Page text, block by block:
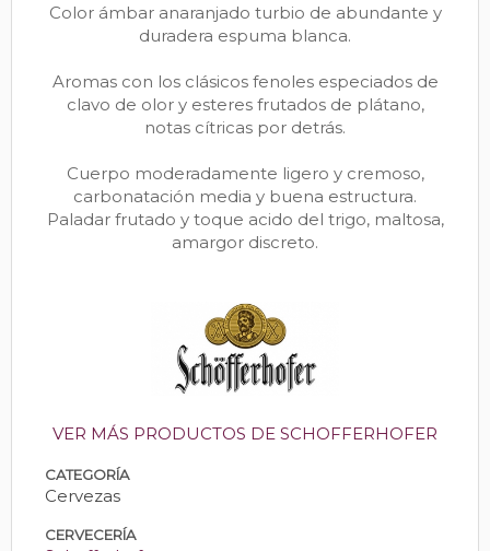
Color ámbar anaranjado turbio de abundante y
duradera espuma blanca.
Aromas con los clásicos fenoles especiados de
clavo de olor y esteres frutados de plátano,
notas cítricas por detrás.
Cuerpo moderadamente ligero y cremoso,
carbonatación media y buena estructura.
Paladar frutado y toque acido del trigo, maltosa,
amargor discreto.
VER MÁS PRODUCTOS DE SCHOFFERHOFER
CATEGORÍA
Cervezas
CERVECERÍA